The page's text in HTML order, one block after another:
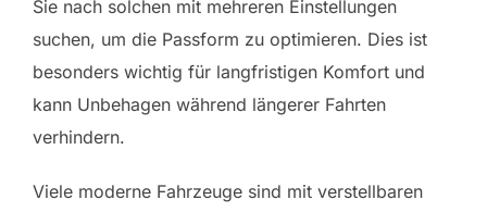
Sie nach solchen mit mehreren Einstellungen
suchen, um die Passform zu optimieren. Dies ist
besonders wichtig für langfristigen Komfort und
kann Unbehagen während längerer Fahrten
verhindern.
Viele moderne Fahrzeuge sind mit verstellbaren